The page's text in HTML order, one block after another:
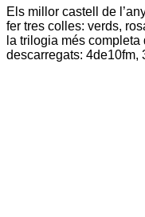
Els millor castell de
fer tres colles: verds,
la trilogia més
descarregats: 4de10fm,